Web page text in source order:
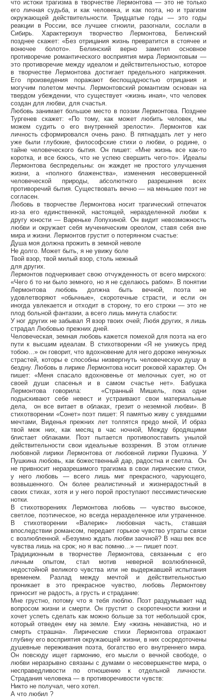
что истоки трагизма в творчестве Лермонтова — это не только
его личная судьба, и как человека, и как поэта, но и трагизм
окружающей действительности. Тридцатые годы — это годы
реакции в России, все лучшее сгноили, разогнали, сослали в
Сибирь. Характеризуя творчество Лермонтова, Белинский
позднее скажет: «Без отрицания жизнь превратится в стоячее и
вонючее болото». Белинский верно заметил основное
противоречие романтического восприятия мира Лермонтовым —
это противоречие между идеалом и действительностью, которое
в творчестве Лермонтова достигает предельного напряжения.
Его произведения поражают беспощадностью отрицания и
могучим полетом мечты. Лермонтовский романтизм основан на
твердом убеждении, что существует «жизнь иная», что человек
создан для любви, для счастья.
Любовь занимает большое место в поэзии Лермонтова. Позднее
Тургенев скажет: «По тому, как может любить человек, мы
можем судить о его внутренней зрелости». Лермонтов как
личность сформировался очень рано. В пятнадцать лет у него
уже были глубокие, философские стихи о любви, о родине, о
тайне человеческого бытия. Он пишет: «Мне жизнь все как-то
коротка, и все боюсь, что не успею свершить чего-то». Идеалы
Лермонтова беспредельны: он жаждет не простого улучшения
жизни, а «полного блаженства», изменения несовершенной
человеческой природы, абсолютного разрешения всех
противоречий бытия. Существовать вечно — на меньшее поэт не
согласен.
Любовь в творчестве Лермонтова носит трагический отпечаток
из-за его единственной, настоящей, неразделенной любви к
другу юности — Вареньке Лопухиной. Он видит невозможность
любви и окружает себя мученическим ореолом, ставя себя вне
мира и жизни. Лермонтов грустит о потерянном счастье:
Душа моя должна прожить в земной неволе
Не долго. Может быть, я не увижу боле
Твой взор, твой милый взор, столь нежный
для других.
Лермонтов подчеркивает свою отчужденность от всего мирского:
«Чего б то ни было земного, но я не сделаюсь рабом». В понятии
Лермонтова любовь должна быть вечной, поэта не
удовлетворяют «обычные», скоротечные страсти, и если он
иногда увлекается и отходит в сторону, то его строки — это не
плод больной фантазии, а всего лишь минута слабости:
У ног других не забывал Я взор твоих очей; Любя других, я лишь
страдал Любовью прежних дней.
Человеческая, земная любовь кажется помехой для поэта на его
пути к высшим идеалам. В стихотворении «Я не унижусь пред
тобою...» он говорит, что вдохновение для него дороже ненужных
страстей, которы е способны низвергнуть человеческую душу в
бездну. Любовь в лирике Лермонтова носит роковой характер. Он
пишет: «Меня спасало вдохновенье от мелочных сует, но от
своей души спасенья и в самом счастье нет». Бабушка
Лермонтова говорила: «Странный Мишель, пока одни
подыскивают себе невест и устраивают свои материальные
дела, он все витает в облаках, грезит о неземной любви». В
стихотворении «Сонет» поэт пишет: Я памятью живу с увядшими
мечтами, Виденья прежних лет толпятся предо мной, И образ
твой меж них, как месяц в час ночной, Между бродящими
блистает облаками. Поэт пытается противопоставить унылой
действительности свои идеальные воззрения. В этом отличие
любовной лирики Лермонтова от любовной лирики Пушкина. У
Пушкина любовь, как божественный дар, радостна и светла. Он
не привносит неразрешимого трагизма в свои лирические стихи,
у него любовь — всего лишь миг прекрасного, чарующего,
возвышенного. Он более реалистичный и жизнерадостный в
своих стихах, хотя и у него порой проступают пессимистические
нотки.
В стихотворениях Лермонтова любовь — чувство высокое,
светлое, поэтическое, но всегда неразделенное или утраченное.
В стихотворении «Валерик» любовная часть, ставшая
впоследствии романсом, передает горькое чувство утраты связи
с возлюбленной. «Безумно ждать любви заочной? В наш век все
чувства лишь на срок; но я вас помню...» — пишет поэт.
Традиционным в творчестве Лермонтова, связанным с его
личным опытом, стал мотив неверной возлюбленной,
недостойной великого чувства или не выдержавшей испытания
временем. Разлад между мечтой и действительностью
проникает в это прекрасное чувство, любовь Лермонтову
приносит не радость, а грусть и страдание:
Мне грустно, потому что я тебя люблю. Поэт раздумывает над
вопросом жизни и смерти. Он грустит о скоротечности жизни и
хочет успеть сделать как можно больше за тот небольшой срок,
который отведен ему на земле. Ему «жизнь ненавистна, но и
смерть страшна». Лирические стихи Лермонтова отражают
глубину его восприятия окружающей жизни, в них сосредоточены
душевные переживания поэта, богатство его внутреннего мира.
Он повсюду ищет гармонию, его мысли о вечной свободе, о
любви неразрывно связаны с думами о несовершенстве мира, о
несправедливости по отношению к отдельной личности.
Страдания человека — в противоречивости чувств:
Никто не получал, чего хотел.
А что любил ?